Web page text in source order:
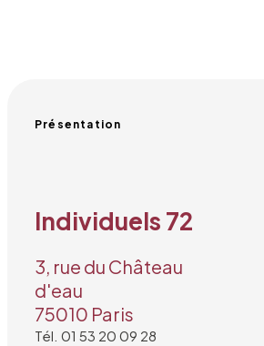
Présentation
Individuels 72
3, rue du Château
d'eau
75010 Paris
Tél. 01 53 20 09 28